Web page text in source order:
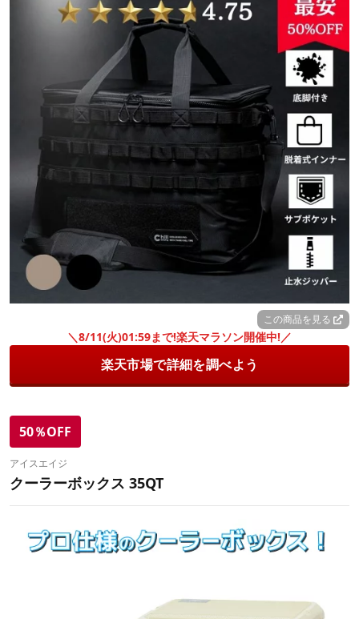
この商品を見る
＼8/11(火)01:59まで!楽天マラソン開催中!／
楽天市場で詳細を調べよう
50％OFF
アイスエイジ
クーラーボックス 35QT